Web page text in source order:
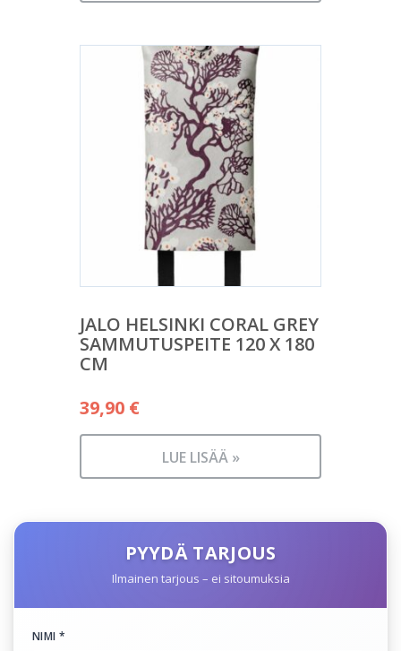
JALO HELSINKI CORAL GREY
SAMMUTUSPEITE 120 X 180
CM
39,90 €
LUE LISÄÄ »
PYYDÄ TARJOUS
Ilmainen tarjous – ei sitoumuksia
NIMI *